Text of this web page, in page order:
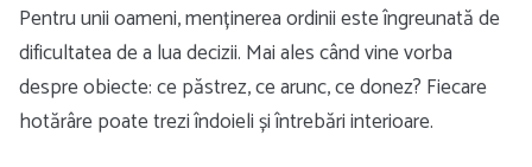
Pentru unii oameni, menținerea ordinii este îngreunată de
dificultatea de a lua decizii. Mai ales când vine vorba
despre obiecte: ce păstrez, ce arunc, ce donez? Fiecare
hotărâre poate trezi îndoieli și întrebări interioare.